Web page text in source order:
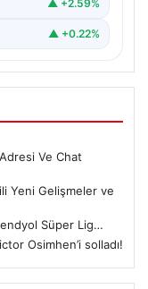
▲ +2.59%
▲ +0.22%
Ve Chat
Yeni Gelişmeler ve
Süper Lig…
Osimhen’i solladı!